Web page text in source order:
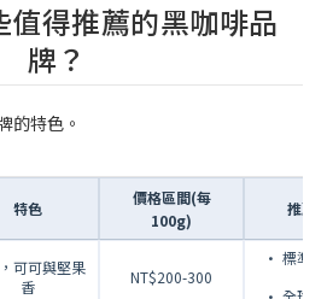
值得推薦的黑咖啡品
牌？
的特色。
特色
價格區間(每
100g)
推薦
可可與堅果
香
NT$200-300
• 標準